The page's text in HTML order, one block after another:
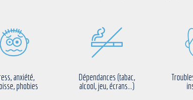
anxiété,
phobies
Dépendances (tabac,
alcool, jeu, écrans...)